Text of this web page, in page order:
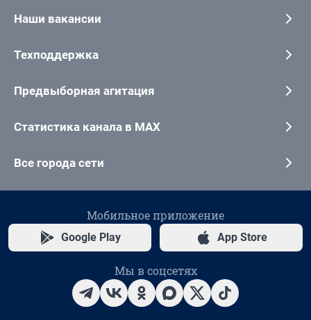
Наши вакансии
Техподдержка
Предвыборная агитация
Статистика канала в MAX
Все города сети
Мобильное приложение
Google Play App Store
Мы в соцсетях